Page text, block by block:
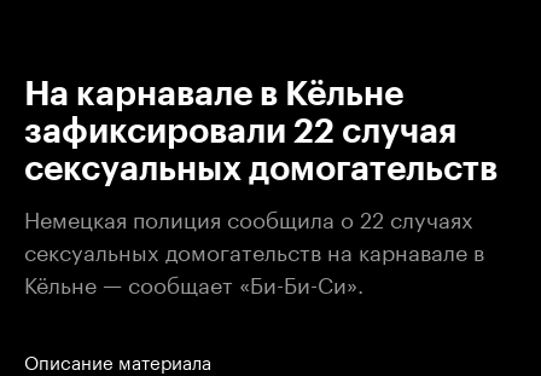
На карнавале в Кёльне
зафиксировали 22 случая
сексуальных домогательств
Немецкая полиция сообщила о 22 случаях
сексуальных домогательств на карнавале в
Кёльне — сообщает «Би-Би-Си».
Описание материала